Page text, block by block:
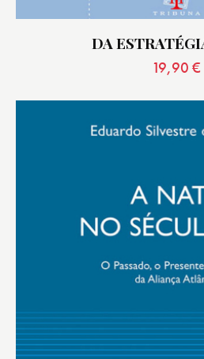
DA
19,90 €